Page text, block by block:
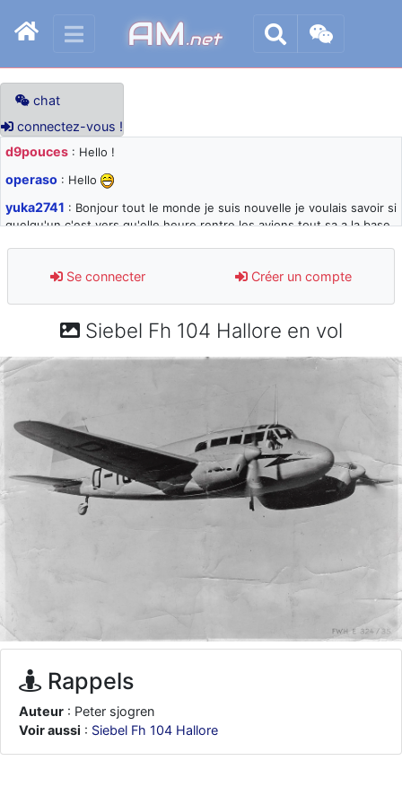
AM.net
chat
connectez-vous !
d9pouces : Hello !
operaso : Hello
yuka2741 : Bonjour tout le monde je suis nouvelle je voulais savoir si
quelqu'un c'est vers qu'elle heure rentre les avions tout sa a la base
d9pouces: désolé pour les quelques blocages du site ces derniers
jours : je teste des méthodes contre le spam et les bots trop nocifs
: Super, la nouvelle bannière
d9pouces
: je suis un avion@,._,+ > lesquels ? je ne suis pas sûr de
: ouakamois > si tu parles du sujet sur l'Armée de l'Air,
bien sûr que oui !
je suis un avion@,._,+
: Bonjour je viens d'arriver il y a quelques
moi et quelques avions n'ont pas les mêmes noms qu'aujourd'hui
: Bonjourà toutes et à tous.en espérantque ces
quelques images du Pays Basque vous auront plu ; Agur…
d9pouces : Je me rattraperai à la Ferté samedi
: Malheureusement nonun peu trop loin pour moi !
meeting de Lann Bihoué de 2026 ?
cachée dans les pins: Coucou et excellente année 2026 à tous et
au site!
jericho
: Bonne année et tous mes meilleurs voeux à tous pour
2026 !
little boy : je vous souhaite un bon réveillon pour cette nouvelle
année!
Se connecter Créer un compte
Siebel Fh 104 Hallore en vol
Rappels
Auteur : Peter sjogren
Voir aussi : Siebel Fh 104 Hallore